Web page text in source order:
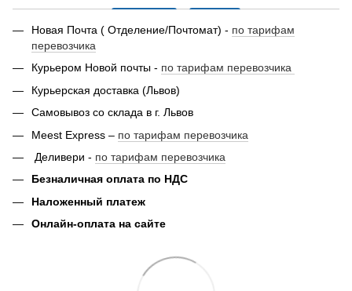
Новая Почта ( Отделение/Почтомат) - по тарифам
перевозчика
Курьером Новой почты - по тарифам перевозчика
Курьерская доставка (Львов)
Самовывоз со склада в г. Львов
Meest Express – по тарифам перевозчика
Деливери - по тарифам перевозчика
Безналичная оплата по НДС
Наложенный платеж
Онлайн-оплата на сайте